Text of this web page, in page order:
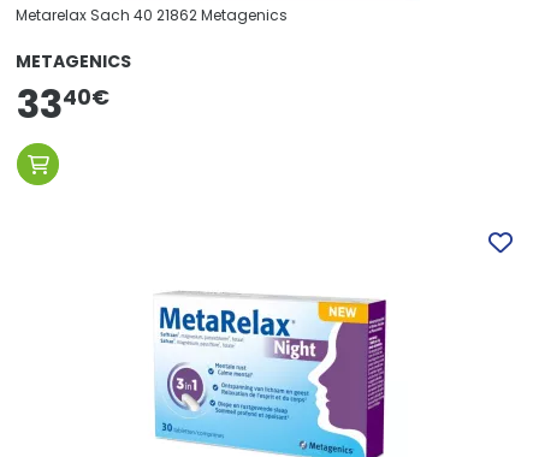
Metarelax Sach 40 21862 Metagenics
METAGENICS
3340€